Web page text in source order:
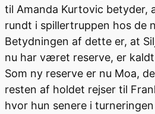
til Amanda Kurtovic betyder,
rundt i spillertruppen hos de
Betydningen af dette er, at
nu har været reserve, er
Som ny reserve er nu Moa,
resten af holdet rejser til
hvor hun senere i